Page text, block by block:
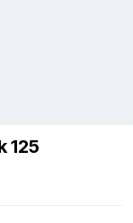
125